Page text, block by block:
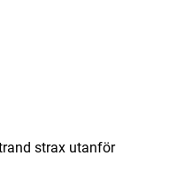
strax utanför